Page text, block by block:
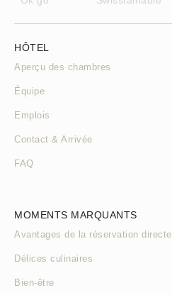
HÔTEL
Aperçu des chambres
Équipe
Emplois
Contact & Arrivée
FAQ
MOMENTS MARQUANTS
Avantages de la réservation directe
Délices culinaires
Bien-être